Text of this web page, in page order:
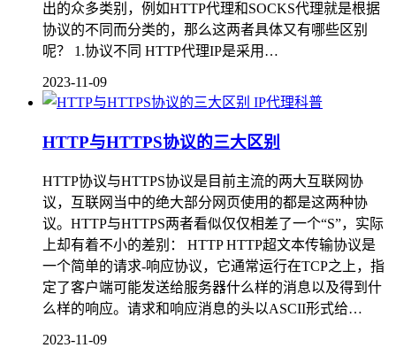
出的众多类别，例如HTTP代理和SOCKS代理就是根据
协议的不同而分类的，那么这两者具体又有哪些区别
呢？ 1.协议不同 HTTP代理IP是采用…
2023-11-09
IP代理科普
HTTP与HTTPS协议的三大区别
HTTP协议与HTTPS协议是目前主流的两大互联网协
议，互联网当中的绝大部分网页使用的都是这两种协
议。HTTP与HTTPS两者看似仅仅相差了一个“S”，实际
上却有着不小的差别： HTTP HTTP超文本传输协议是
一个简单的请求-响应协议，它通常运行在TCP之上，指
定了客户端可能发送给服务器什么样的消息以及得到什
么样的响应。请求和响应消息的头以ASCII形式给…
2023-11-09